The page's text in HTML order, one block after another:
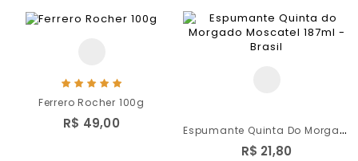
Ferrero Rocher 100g
R$ 49,00 E
Spumante Quinta Do Morgado...
R$ 21,80